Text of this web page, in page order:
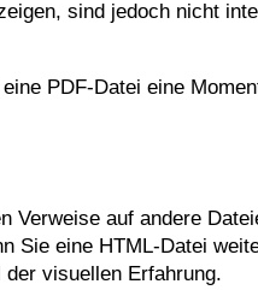
sind jedoch nicht
PDF-Datei eine
Verweise auf andere
Sie eine HTML-Datei
visuellen Erfahrung.